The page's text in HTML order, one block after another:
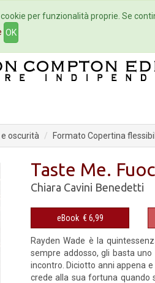
Autori Eventi
oscurità Formato Copertina
Taste Me.
Chiara Cavini Benedetti
eBook € 6,99
Rayden Wade è la
sempre addosso, gli basta
incontro. Diciotto anni appena
crede alla sua fortuna quando
per funzionalità proprie. Se
OK